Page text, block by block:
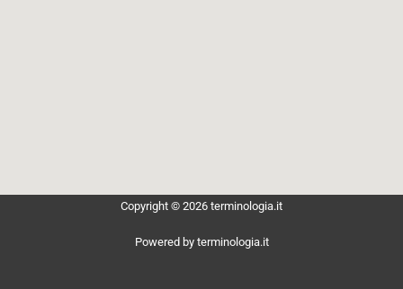
Copyright © 2026 terminologia.it
Powered by terminologia.it